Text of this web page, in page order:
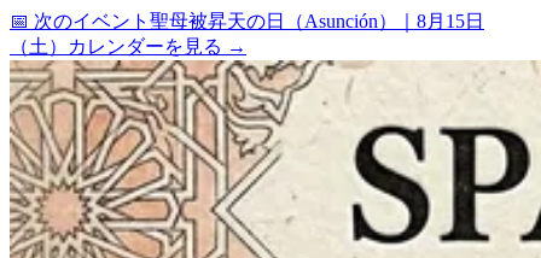
📅 次のイベント 聖母被昇天の日（Asunción）
8月15日
（土）
カレンダーを見る →